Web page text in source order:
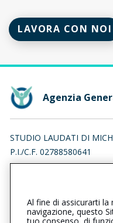
LAVORA CON NOI
Agenzia
STUDIO LAUDATI DI
P.I./C.F. 02788580641
VIA GIUSEPPE VERDI 12,
089226441
Al fine di assicurarti la
navigazione, questo